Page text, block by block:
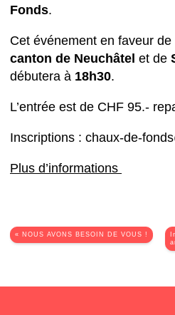
Fonds.
Cet événement en faveur de
canton de Neuchâtel et de
débutera à 18h30.
L’entrée est de CHF 95.-
Inscriptions : chaux-de-
Plus d’informations
« NOUS AVONS BESOIN DE VOUS !